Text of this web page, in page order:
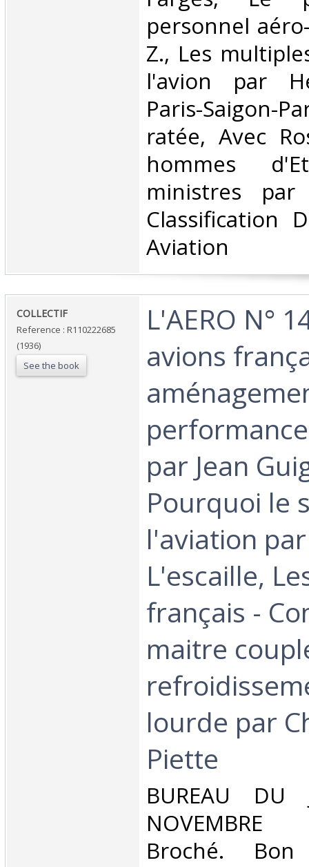
personnel
Z., Les
l'avion par
Paris-Saigon-
ratée, Avec
hommes
ministres par
Classification
Aviation‎
‎COLLECTIF‎
Reference : R110222685
(1936)
See the book
‎L'AERO N°
avions
par Jean
Pourquoi le
l'aviation
L'escaille,
français -
maitre
lourde par
Piette‎
‎BUREAU DU
Broché.